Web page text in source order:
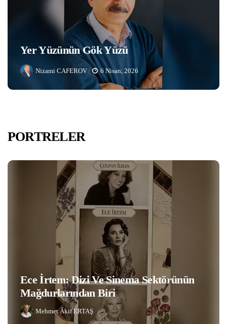
Yer Yüzünün Gök Yüzü
Nizami CAFEROV 6 Nisan, 2026
PORTRELER
Ece İrtem: Dizi Ve Sinema Sektörünün
Mağdurlarından Biri
Mehmet Âkif ERTAŞ